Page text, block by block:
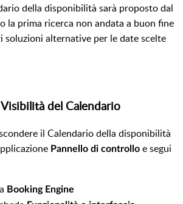
della disponibilità sarà proposto dal
la prima ricerca non andata a buon fine
soluzioni alternative per le date scelte
del Calendario
il Calendario della disponibilità
Pannello di controllo e segui
Booking Engine